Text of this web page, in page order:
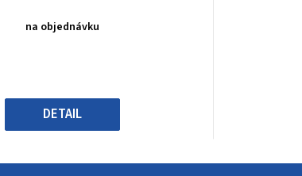
produktu
5
hvězdiček.
na objednávku
DETAIL